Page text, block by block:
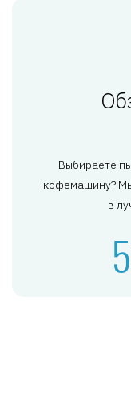
Выбираете
кофемашину?
в